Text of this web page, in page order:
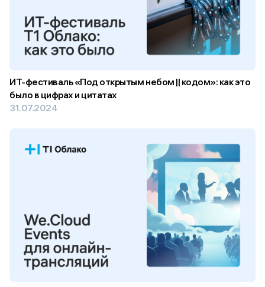
ИТ-фестиваль «Под открытым небом || кодом»: как это
было в цифрах и цитатах
31.07.2024